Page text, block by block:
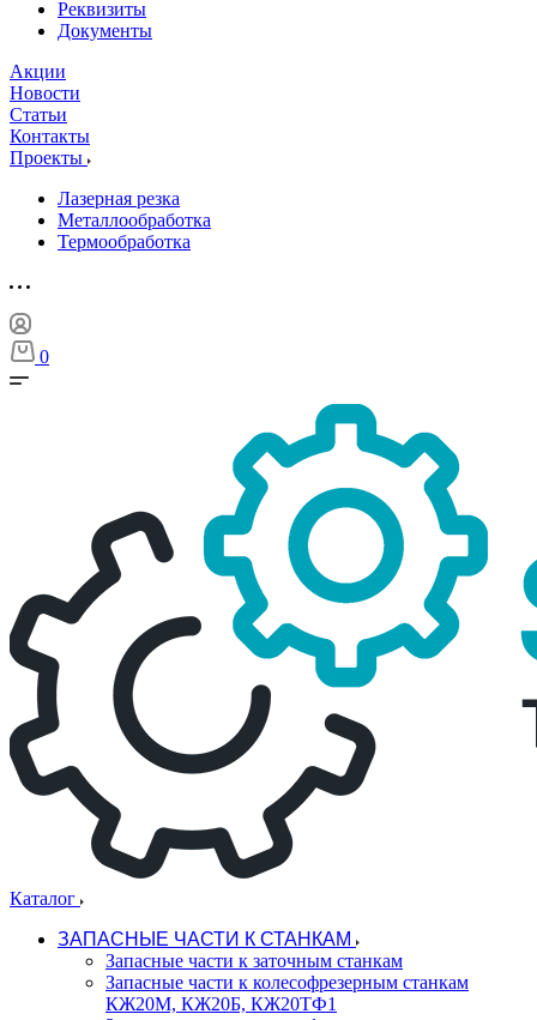
Реквизиты
Документы
Акции
Новости
Статьи
Контакты
Проекты
Лазерная резка
Металлообработка
Термообработка
0
Каталог
ЗАПАСНЫЕ ЧАСТИ К СТАНКАМ
Запасные части к заточным станкам
Запасные части к колесофрезерным станкам
КЖ20М, КЖ20Б, КЖ20ТФ1